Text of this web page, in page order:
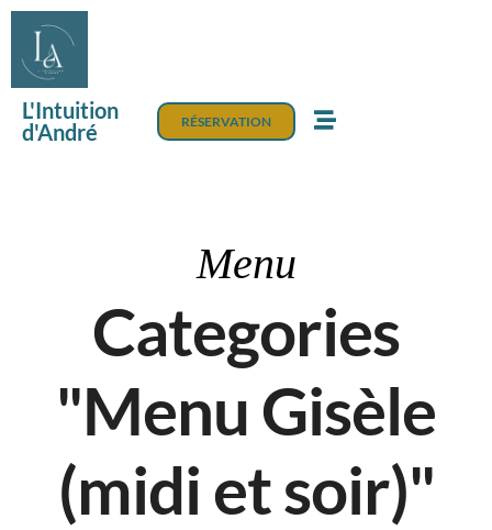
L'Intuition
d'André
RÉSERVATION
Menu
Categories
"Menu Gisèle
(midi et soir)"